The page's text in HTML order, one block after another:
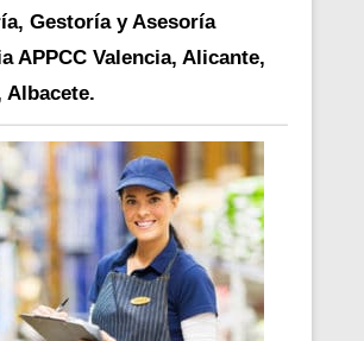
Gestoría y Asesoría
APPCC Valencia, Alicante,
Albacete.